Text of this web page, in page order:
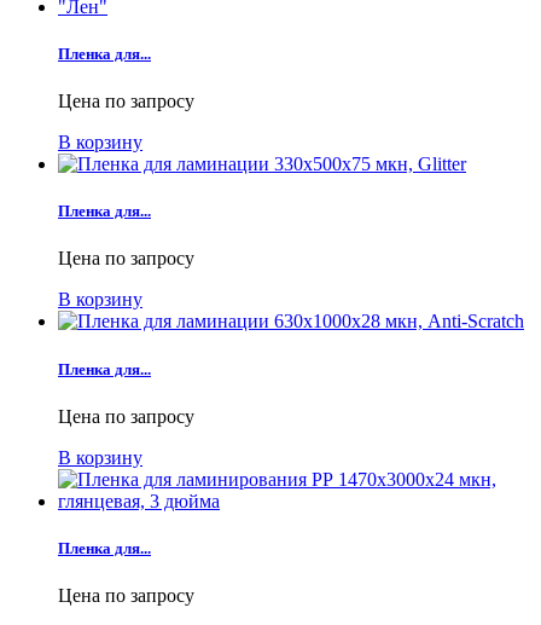
Пленка для...
Цена по запросу
В корзину
Пленка для...
Цена по запросу
В корзину
Пленка для...
Цена по запросу
В корзину
Пленка для...
Цена по запросу